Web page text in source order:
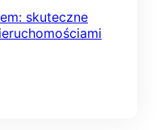
skuteczne